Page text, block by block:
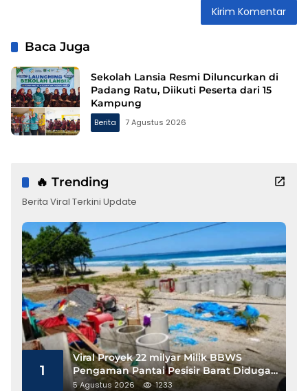
Baca Juga
Sekolah Lansia Resmi Diluncurkan di
Padang Ratu, Diikuti Peserta dari 15
Kampung
Berita 7 Agustus 2026
🔥 Trending
Berita Viral Terkini Update
1
Viral Proyek 22 milyar Milik BBWS
Pengaman Pantai Pesisir Barat Diduga
Gunakan Besi Banci
5 Agustus 2026 1233